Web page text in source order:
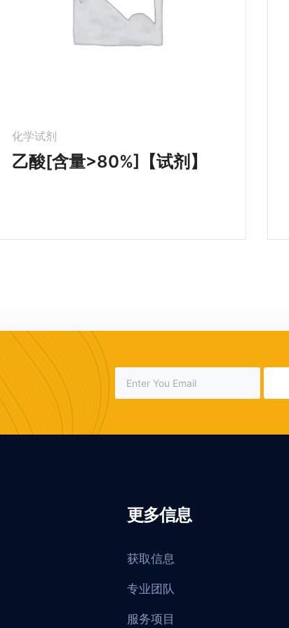
化学试剂
乙酸[含量>80%]【试剂】
更多信息
获取信息
专业团队
服务项目